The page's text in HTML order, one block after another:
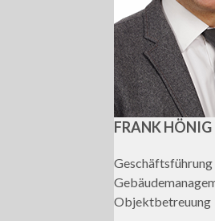
FRANK HÖNIG
Geschäftsführung
Objektbetreuung